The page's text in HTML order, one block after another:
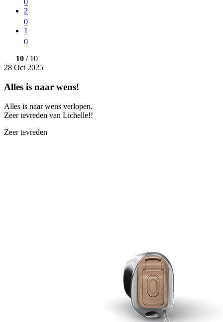
0
2
0
1
0
10 / 10
28 Oct 2025
Alles is naar wens!
Alles is naar wens verlopen.
Zeer tevreden van Lichelle!!
Zeer tevreden